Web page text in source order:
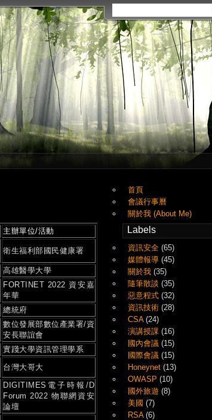
主辦單位/活動
衛生福利部國民健康署
高雄醫學大學
FORTINET 2022 資安嘉
年華
總統府
數位發展部數位產業署/資
安長聯誼會
實踐大學資訊管理學系
台灣大哥大
DIGITIMES電子時報/D
Forum 2022 物聯網資安
論壇
首頁
會議行事曆
關於我 (About Me)
Labels
資訊安全 (65)
媒體報導 (45)
關於我 (35)
隨筆散談 (35)
惡意程式 (32)
資訊技術 (28)
CSA (24)
演講授課 (16)
國內會議 (15)
國際會議 (15)
Honeynet (13)
OWASP (10)
國外旅遊 (8)
美國 (7)
RSA (6)